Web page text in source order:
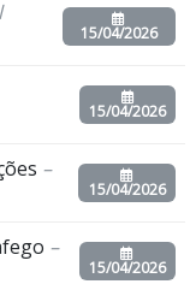
15/04/2026
15/04/2026
–
15/04/2026
–
15/04/2026